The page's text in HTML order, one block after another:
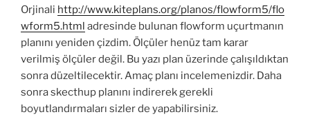
Orjinali http://www.kiteplans.org/planos/flowform5/flo
wform5.html adresinde bulunan flowform uçurtmanın
planını yeniden çizdim. Ölçüler henüz tam karar
verilmiş ölçüler değil. Bu yazı plan üzerinde çalışıldıktan
sonra düzeltilecektir. Amaç planı incelemenizdir. Daha
sonra skecthup planını indirerek gerekli
boyutlandırmaları sizler de yapabilirsiniz.